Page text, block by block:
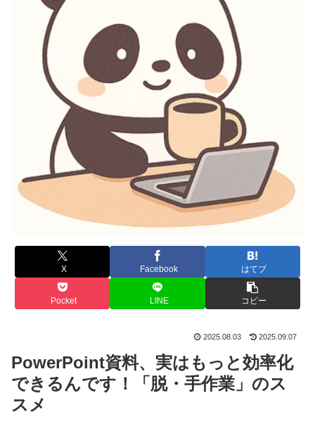
X Facebook はてブ
Pocket LINE コピー
2025.08.03 2025.09.07
PowerPoint資料、実はもっと効率化
できるんです！「脱・手作業」のス
スメ